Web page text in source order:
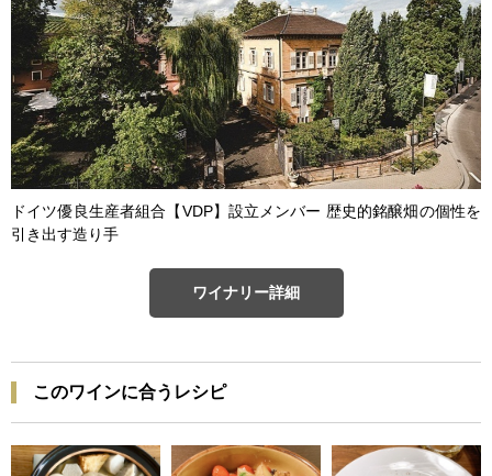
ドイツ優良生産者組合【VDP】設立メンバー 歴史的銘醸畑の個性を
引き出す造り手
ワイナリー詳細
このワインに合うレシピ